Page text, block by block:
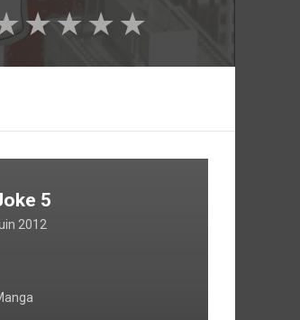
★
★
★
★
5
2012